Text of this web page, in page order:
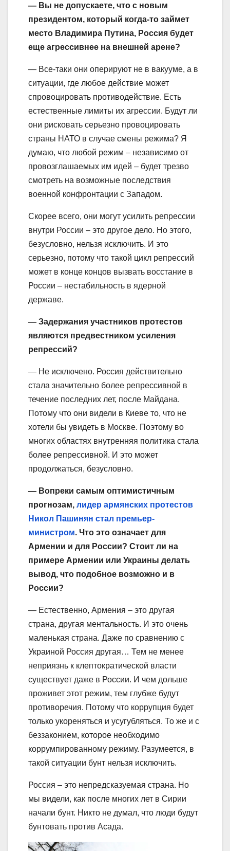
— Вы не допускаете, что с новым
президентом, который когда-то займет
место Владимира Путина, Россия будет
еще агрессивнее на внешней арене?
— Все-таки они оперируют не в вакууме, а в
ситуации, где любое действие может
спровоцировать противодействие. Есть
естественные лимиты их агрессии. Будут ли
они рисковать серьезно провоцировать
страны НАТО в случае смены режима? Я
думаю, что любой режим – независимо от
провозглашаемых им идей – будет трезво
смотреть на возможные последствия
военной конфронтации с Западом.
Скорее всего, они могут усилить репрессии
внутри России – это другое дело. Но этого,
безусловно, нельзя исключить. И это
серьезно, потому что такой цикл репрессий
может в конце концов вызвать восстание в
России – нестабильность в ядерной
державе.
— Задержания участников протестов
являются предвестником усиления
репрессий?
— Не исключено. Россия действительно
стала значительно более репрессивной в
течение последних лет, после Майдана.
Потому что они видели в Киеве то, что не
хотели бы увидеть в Москве. Поэтому во
многих областях внутренняя политика стала
более репрессивной. И это может
продолжаться, безусловно.
— Вопреки самым оптимистичным
прогнозам, лидер армянских протестов
Никол Пашинян стал премьер-
министром. Что это означает для
Армении и для России? Стоит ли на
примере Армении или Украины делать
вывод, что подобное возможно и в
России?
— Естественно, Армения – это другая
страна, другая ментальность. И это очень
маленькая страна. Даже по сравнению с
Украиной Россия другая… Тем не менее
неприязнь к клептократической власти
существует даже в России. И чем дольше
проживет этот режим, тем глубже будут
противоречия. Потому что коррупция будет
только укореняться и усугубляться. То же и с
беззаконием, которое необходимо
коррумпированному режиму. Разумеется, в
такой ситуации бунт нельзя исключить.
Россия – это непредсказуемая страна. Но
мы видели, как после многих лет в Сирии
начали бунт. Никто не думал, что люди будут
бунтовать против Асада.